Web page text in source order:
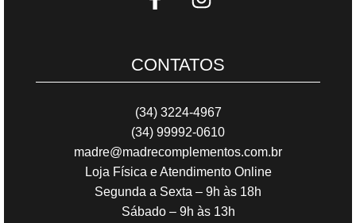
CONTATOS
(34) 3224-4967
(34) 99992-0610
madre@madrecomplementos.com.br
Loja Física e Atendimento Online
Segunda a Sexta – 9h às 18h
Sábado – 9h às 13h